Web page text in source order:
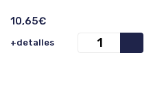
10,65€
+detalles